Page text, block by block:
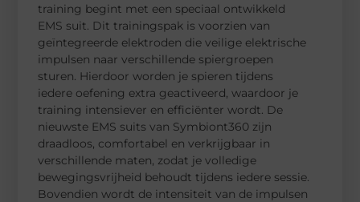
training begint met een speciaal ontwikkeld
EMS suit. Dit trainingspak is voorzien van
geïntegreerde elektroden die veilige elektrische
impulsen naar verschillende spiergroepen
sturen. Hierdoor worden je spieren tijdens
iedere oefening extra geactiveerd, waardoor je
training intensiever en efficiënter wordt. De
nieuwste EMS suits van Symbiont360 zijn
draadloos, comfortabel en verkrijgbaar in
verschillende maten, zodat je volledige
bewegingsvrijheid behoudt tijdens iedere sessie.
Bovendien wordt de intensiteit van de impulsen